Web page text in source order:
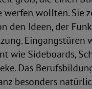
werfen wollten. Sie
den Ideen, der
Eingangstüren
wie Sideboards,
Das
besonders